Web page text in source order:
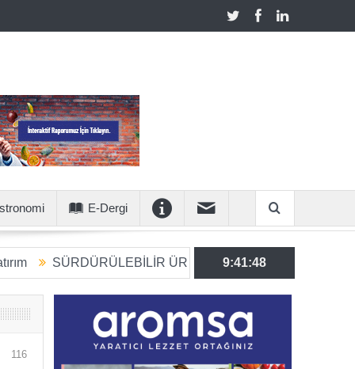
E-Dergi
ÜRETİME 6 MİLYON EUROLUK STRATEJİK
9:41:50
116